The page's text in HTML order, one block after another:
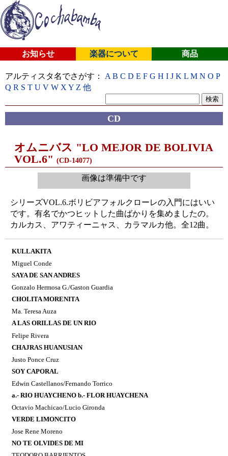
お知らせ 楽器について 商品
アルティスタ名でさがす： A B C D E F G H I J K L M N O P
Q R S T U V W X Y Z 他
CD
オムニバス "LO MEJOR DE BOLIVIA
VOL.6" (CD-14077)
画像は準備中です
シリーズVOL.6.ボリビアフォルクローレの入門にはいい
です。有名でかつヒットした曲ばかりを集めましたの。
カルカス、アワティーニャス、カラマルカ他。全12曲。
KULLAKITA
Miguel Conde
SAYA DE SAN ANDRES
Gonzalo Hermosa G./Gaston Guardia
CHOLITA MORENITA
Ma. Teresa Auza
A LAS ORILLAS DE UN RIO
Felipe Rivera
CHAJRAS HUANUSIAN
Justo Ponce Cruz
SOY CAPORAL
Edwin Castellanos/Fernando Torrico
a.- RIO HUAYCHENO b.- FLOR HUAYCHENA
Octavio Machicao/Lucio Gironda
VERDE LIMONCITO
Jose Rene Moreno
NO TE OLVIDES DE MI